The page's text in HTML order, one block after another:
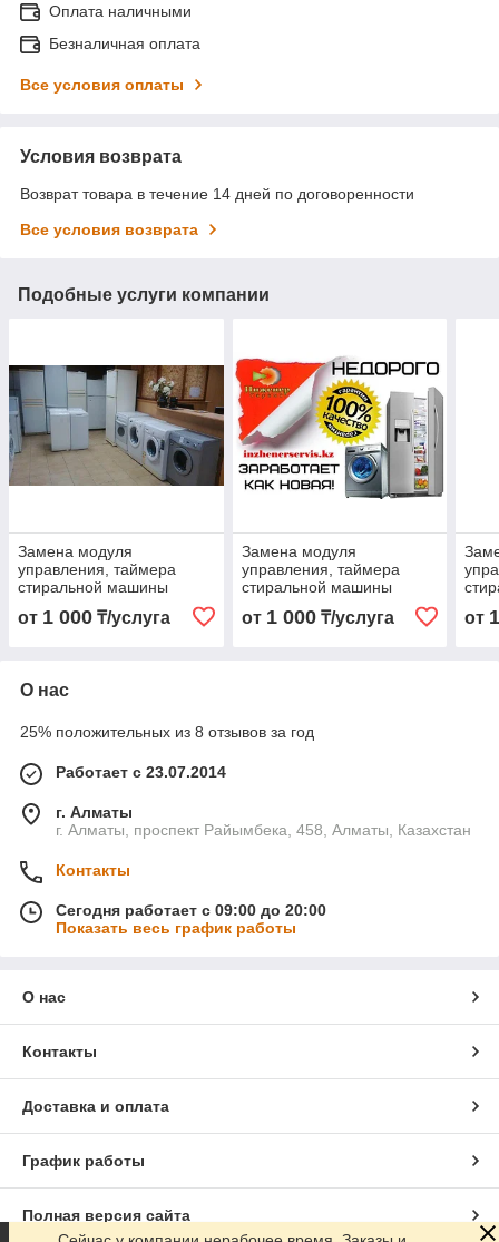
Оплата наличными
Безналичная оплата
Все условия оплаты
Условия возврата
Возврат товара в течение 14 дней по договоренности
Все условия возврата
Подобные услуги компании
Замена модуля
управления, таймера
стиральной машины
от 1 000 ₸/услуга
Замена модуля
управления, таймера
стиральной машины
ATLANT/АТЛАНТ
от 1 000₸/услуга от
О нас
25% положительных из 8 отзывов за год
Работает с 23.07.2014
г. Алматы
г. Алматы, проспект Райымбека, 458, Алматы, Казахстан
Контакты
Сегодня работает с 09:00 до 20:00
Показать весь график работы
О нас
Контакты
Доставка и оплата
График работы
Полная версия сайта